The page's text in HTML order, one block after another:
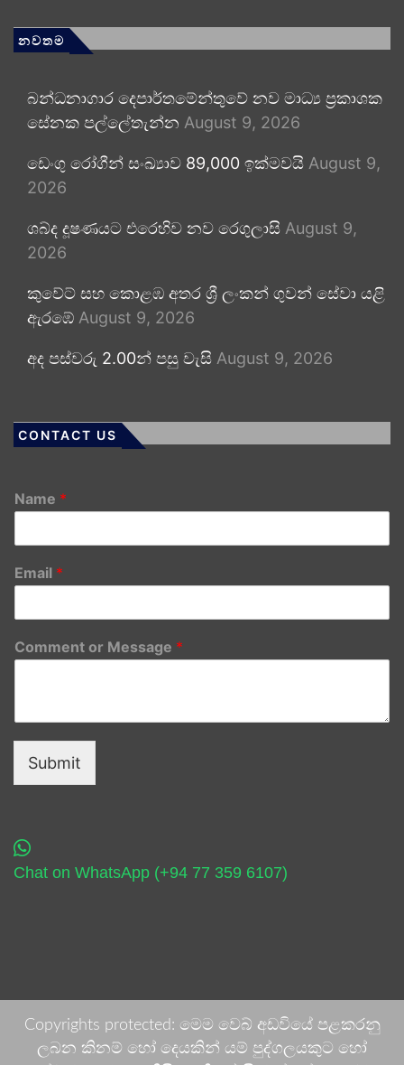
නවතම
බන්ධනාගාර දෙපාර්තමේන්තුවේ නව මාධ්‍ය ප්‍රකාශක
සේනක පල්ලේතැන්න August 9, 2026
ඩෙංගු රෝගීන් සංඛ්‍යාව 89,000 ඉක්මවයි August 9,
2026
ශබ්ද දූෂණයට එරෙහිව නව රෙගුලාසි August 9,
2026
කුවේට් සහ කොළඹ අතර ශ්‍රී ලංකන් ගුවන් සේවා යළි
ඇරඹේ August 9, 2026
අද පස්වරු 2.00න් පසු වැසි August 9, 2026
CONTACT US
Name *
Email *
Comment or Message *
Submit
Chat on WhatsApp (+94 77 359 6107)
Copyrights protected: මෙම වෙබ් අඩවියේ පළකරනු
ලබන කිනම් හෝ දෙයකින් යම් පුද්ගලයකුට හෝ